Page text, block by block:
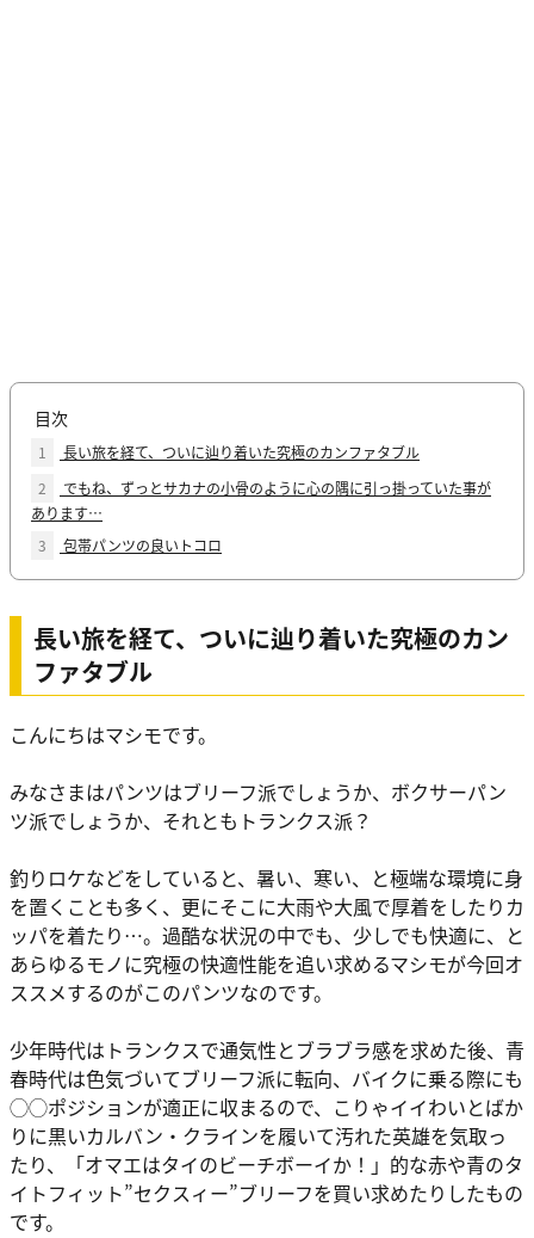
目次
1
長い旅を経て、ついに辿り着いた究極のカンファタブル
2
でもね、ずっとサカナの小骨のように心の隅に引っ掛っていた事が
あります…
3
包帯パンツの良いトコロ
長い旅を経て、ついに辿り着いた究極のカン
ファタブル
こんにちはマシモです。
みなさまはパンツはブリーフ派でしょうか、ボクサーパン
ツ派でしょうか、それともトランクス派？
釣りロケなどをしていると、暑い、寒い、と極端な環境に身
を置くことも多く、更にそこに大雨や大風で厚着をしたりカ
ッパを着たり…。過酷な状況の中でも、少しでも快適に、と
あらゆるモノに究極の快適性能を追い求めるマシモが今回オ
ススメするのがこのパンツなのです。
少年時代はトランクスで通気性とブラブラ感を求めた後、青
春時代は色気づいてブリーフ派に転向、バイクに乗る際にも
◯◯ポジションが適正に収まるので、こりゃイイわいとばか
りに黒いカルバン・クラインを履いて汚れた英雄を気取っ
たり、「オマエはタイのビーチボーイか！」的な赤や青のタ
イトフィット”セクスィー”ブリーフを買い求めたりしたもの
です。